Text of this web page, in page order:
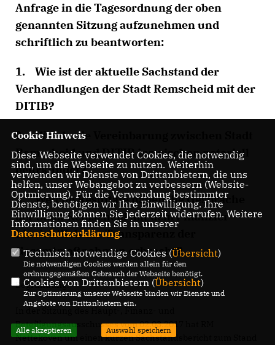
Anfrage in die Tagesordnung der oben
genannten Sitzung aufzunehmen und
schriftlich zu beantworten:
1. Wie ist der aktuelle Sachstand der
Verhandlungen der Stadt Remscheid mit der
DITIB?
2. Wurde die Vereinbarung zwischen Stadt
Remscheid und DITIB inzwischen notariell
beurkundet?
3. Welche Resultate haben die Gespräche
der Stadt Remscheid mit dem Finanzier
hinsichtlich der Transparenz der
Gesamtmaßnahmen erbracht?
Begründung:
In der Sitzung des Haupt-, Finanz- und
Beteiligungsausschusses vom 02.03.2017 hat RM
Nettekoven um einen kurzen Sachstandsbericht zum Stand
Cookie Hinweis
Diese Webseite verwendet Cookies, die notwendig
sind, um die Webseite zu nutzen. Weiterhin
verwenden wir Dienste von Drittanbietern, die uns
helfen, unser Webangebot zu verbessern (Website-
Optmierung). Für die Verwendung bestimmter
Dienste, benötigen wir Ihre Einwilligung. Ihre
Einwilligung können Sie jederzeit widerrufen. Weitere
Informationen finden Sie in unserer
Datenschutzerklärung.
Technisch notwendige Cookies (Übersicht)
Die notwendigen Cookies werden allein für den
ordnungsgemäßen Gebrauch der Webseite benötigt.
Cookies von Drittanbietern (Übersicht)
Zur Optimierung unserer Webseite binden wir Dienste und
Angebote von Drittanbietern ein.
Alle akzeptieren Auswahl speichern